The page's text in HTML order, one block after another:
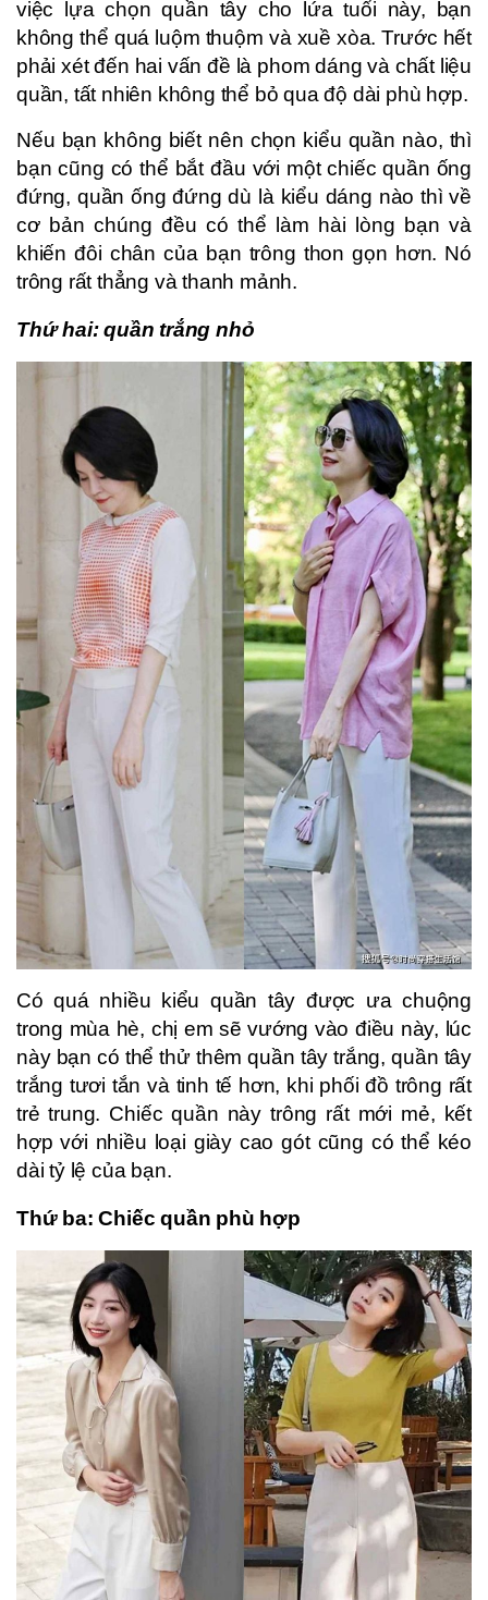
việc lựa chọn quần tây cho lứa tuổi này, bạn
không thể quá luộm thuộm và xuề xòa. Trước hết
phải xét đến hai vấn đề là phom dáng và chất liệu
quần, tất nhiên không thể bỏ qua độ dài phù hợp.
Nếu bạn không biết nên chọn kiểu quần nào, thì
bạn cũng có thể bắt đầu với một chiếc quần ống
đứng, quần ống đứng dù là kiểu dáng nào thì về
cơ bản chúng đều có thể làm hài lòng bạn và
khiến đôi chân của bạn trông thon gọn hơn. Nó
trông rất thẳng và thanh mảnh.
Thứ hai: quần trắng nhỏ
Có quá nhiều kiểu quần tây được ưa chuộng
trong mùa hè, chị em sẽ vướng vào điều này, lúc
này bạn có thể thử thêm quần tây trắng, quần tây
trắng tươi tắn và tinh tế hơn, khi phối đồ trông rất
trẻ trung. Chiếc quần này trông rất mới mẻ, kết
hợp với nhiều loại giày cao gót cũng có thể kéo
dài tỷ lệ của bạn.
Thứ ba: Chiếc quần phù hợp